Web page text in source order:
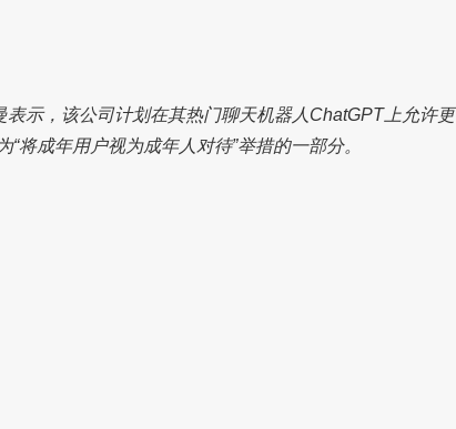
表示，该公司计划在其热门聊天机器人ChatGPT上允许更
将成年用户视为成年人对待”举措的一部分。